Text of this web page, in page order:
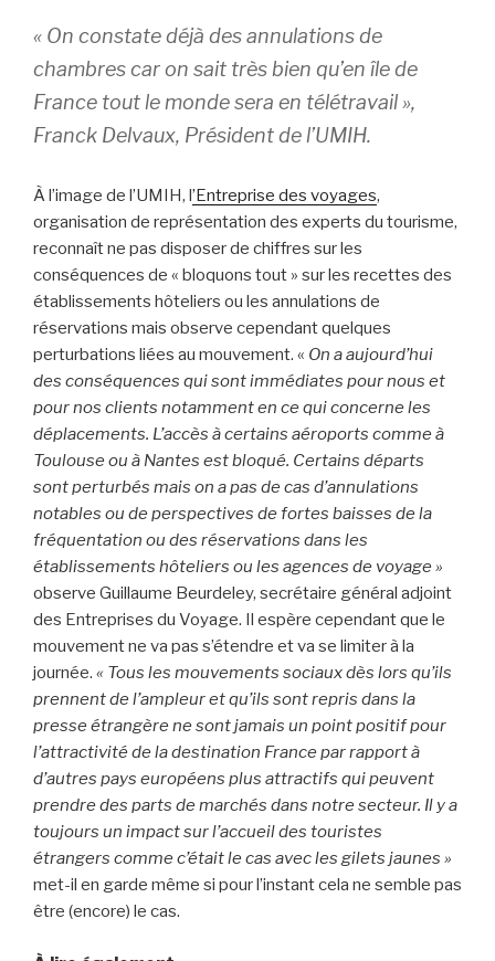
« On constate déjà des annulations de
chambres car on sait très bien qu’en île de
France tout le monde sera en télétravail »,
Franck Delvaux, Président de l’UMIH.
À l’image de l’UMIH, l ’Entreprise des voyages,
organisation de représentation des experts du tourisme,
reconnaît ne pas disposer de chiffres sur les
conséquences de « bloquons tout » sur les recettes des
établissements hôteliers ou les annulations de
réservations mais observe cependant quelques
perturbations liées au mouvement. « On a aujourd’hui
des conséquences qui sont immédiates pour nous et
pour nos clients notamment en ce qui concerne les
déplacements. L’accès à certains aéroports comme à
Toulouse ou à Nantes est bloqué. Certains départs
sont perturbés mais on a pas de cas d’annulations
notables ou de perspectives de fortes baisses de la
fréquentation ou des réservations dans les
établissements hôteliers ou les agences de voyage »
observe Guillaume Beurdeley, secrétaire général adjoint
des Entreprises du Voyage. Il espère cependant que le
mouvement ne va pas s’étendre et va se limiter à la
journée. « Tous les mouvements sociaux dès lors qu’ils
prennent de l’ampleur et qu’ils sont repris dans la
presse étrangère ne sont jamais un point positif pour
l’attractivité de la destination France par rapport à
d’autres pays européens plus attractifs qui peuvent
prendre des parts de marchés dans notre secteur. Il y a
toujours un impact sur l’accueil des touristes
étrangers comme c’était le cas avec les gilets jaunes »
met-il en garde même si pour l’instant cela ne semble pas
être (encore) le cas.